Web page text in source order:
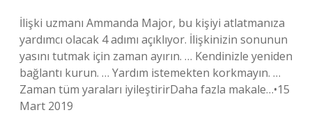
İlişki uzmanı Ammanda Major, bu kişiyi atlatmanıza
yardımcı olacak 4 adımı açıklıyor. İlişkinizin sonunun
yasını tutmak için zaman ayırın. … Kendinizle yeniden
bağlantı kurun. … Yardım istemekten korkmayın. …
Zaman tüm yaraları iyileştirirDaha fazla makale…•15
Mart 2019